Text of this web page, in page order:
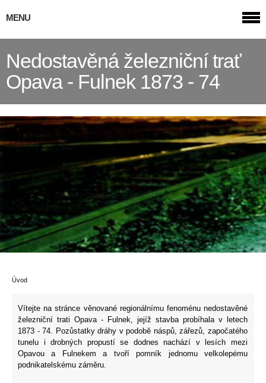
Nedostavěná železniční trať
Opava - Fulnek 1873 - 74
Úvod
Vítejte na stránce věnované regionálnímu fenoménu nedostavěné
železniční trati Opava - Fulnek, jejíž stavba probíhala v letech
1873 - 74. Pozůstatky dráhy v podobě náspů, zářezů, započatého
tunelu i drobných propustí se dodnes nachází v lesích mezi
Opavou a Fulnekem a tvoří pomník jednomu velkolepému
podnikatelskému záměru.
MENU